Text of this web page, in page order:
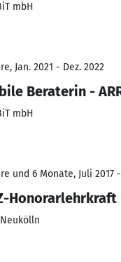
mbH
Jan. 2021 - Dez. 2022
Beraterin -
mbH
und 6 Monate, Juli 2017